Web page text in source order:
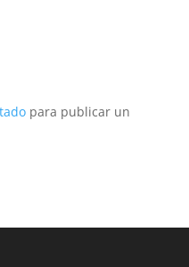
para publicar un